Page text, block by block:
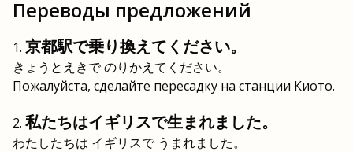
Переводы предложений
京都駅で乗り換えてください。
きょうとえきで のりかえてください。
Пожалуйста, сделайте пересадку на станции Киото.
私たちはイギリスで生まれました。
わたしたちは イギリスで うまれました。